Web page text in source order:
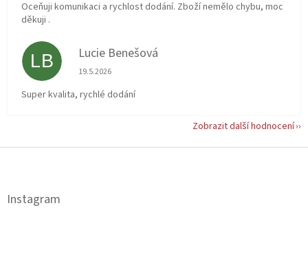
Oceňuji komunikaci a rychlost dodání. Zboží nemělo chybu, moc
děkuji .
LB Lucie Benešová
Hodnocení obchodu je 5 z 5 hvězdiček.
19.5.2026
Super kvalita, rychlé dodání
Zobrazit další hodnocení
Z
Instagram